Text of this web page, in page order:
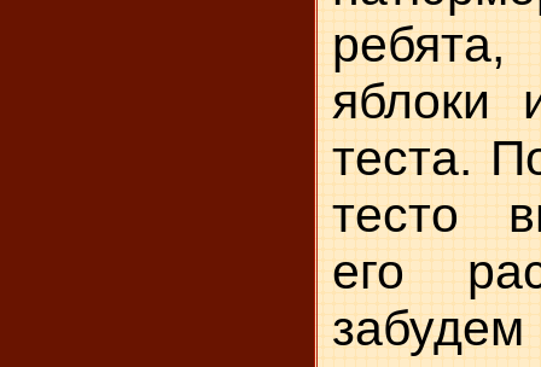
яблоки
теста.
тесто
его